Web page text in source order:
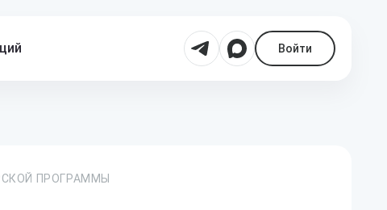
Войти
ПРОГРАММЫ